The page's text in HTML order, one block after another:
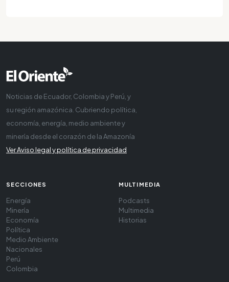
Noticias de Ecuador, Colombia y Perú, y
su región amazónica. Cubriendo política,
economía, energía, medio ambiente y
minería desde el corazón de la Amazonía
Ver Aviso legal y política de privacidad
SECCIONES
Energía
Minería
Economía
Política
Medio Ambiente
Nacionales
Perú
Colombia
MULTIMEDIA
Podcasts
Multimedia
Historias